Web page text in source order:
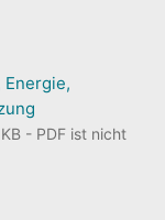
Energie,
- PDF ist nicht